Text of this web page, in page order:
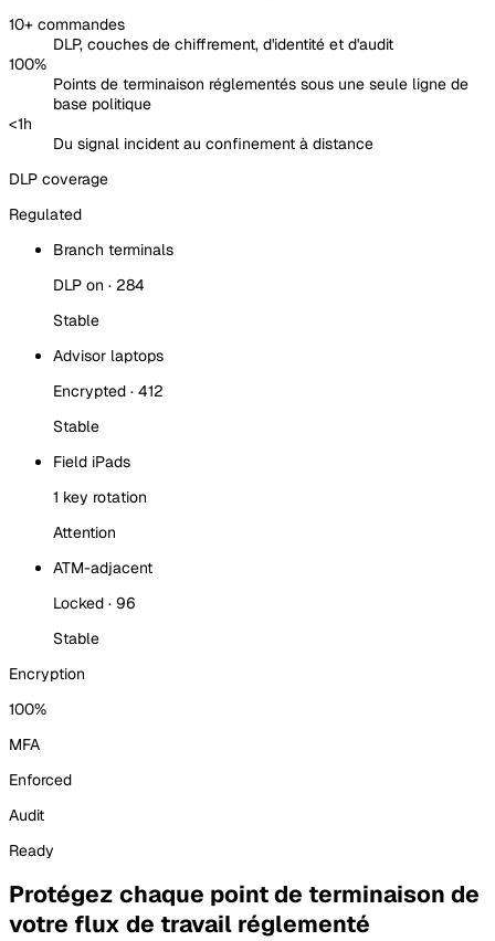
10+ commandes
DLP, couches de chiffrement, d'identité et d'audit
100%
Points de terminaison réglementés sous une seule ligne de
base politique
<1h
Du signal incident au confinement à distance
DLP coverage
Regulated
Branch terminals
DLP on · 284
Stable
Advisor laptops
Encrypted · 412
Stable
Field iPads
1 key rotation
Attention
ATM-adjacent
Locked · 96
Stable
Encryption
100%
MFA
Enforced
Audit
Ready
Protégez chaque point de terminaison de
votre flux de travail réglementé